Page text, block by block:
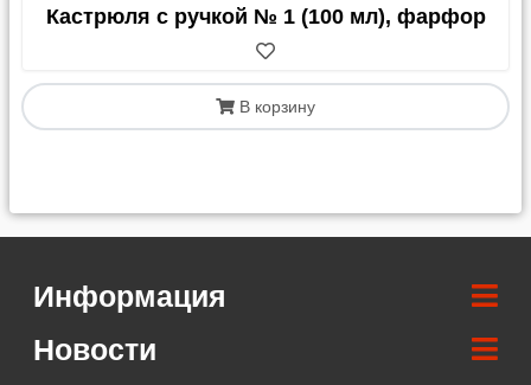
Кастрюля с ручкой № 1 (100 мл), фарфор
В корзину
Информация
Новости